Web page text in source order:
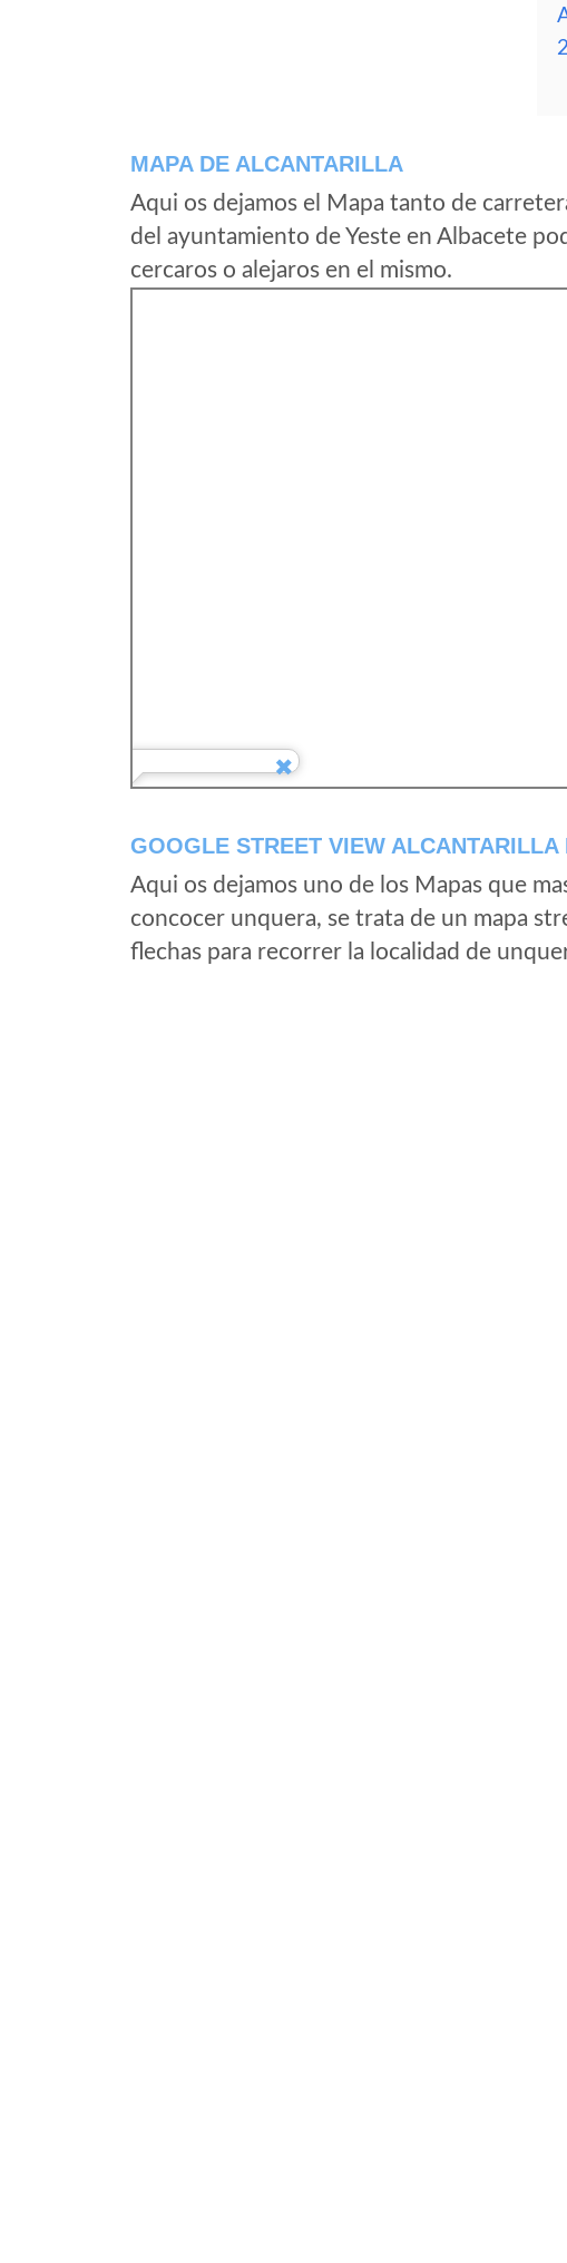
MAPA DE ALCANTARILLA
Aqui os dejamos el Mapa tanto de
del ayuntamiento de Yeste en Albacete
cercaros o alejaros en el mismo.
GOOGLE STREET VIEW
Aqui os dejamos uno de los Mapas que
concocer unquera, se trata de un mapa
flechas para recorrer la localidad de